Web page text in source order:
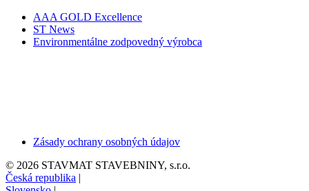
AAA GOLD Excellence
ST News
Environmentálne zodpovedný výrobca
Zásady ochrany osobných údajov
© 2026 STAVMAT STAVEBNINY, s.r.o.
Česká republika |